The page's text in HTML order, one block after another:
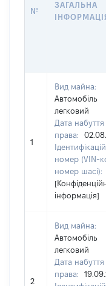
№
ЗАГАЛЬНА
1
Вид майна:
Автомобіль
легковий
Дата набуття
права:
номер (VIN-
номер шасі):
інформація]
2
Вид майна:
Автомобіль
легковий
Дата набуття
права: